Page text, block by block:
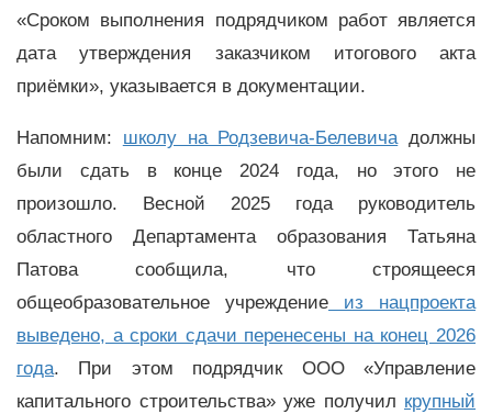
«Сроком выполнения подрядчиком работ является
дата утверждения заказчиком итогового акта
приёмки», указывается в документации.
Напомним: школу на Родзевича-Белевичадолжны
были сдать в конце 2024 года, но этого не
произошло. Весной 2025 года руководитель
областного Департамента образования Татьяна
Патова сообщила, что строящееся
общеобразовательное учреждение из нацпроекта
выведено, а сроки сдачи перенесены на конец 2026
года. При этом подрядчик ООО «Управление
капитального строительства» уже получил крупный